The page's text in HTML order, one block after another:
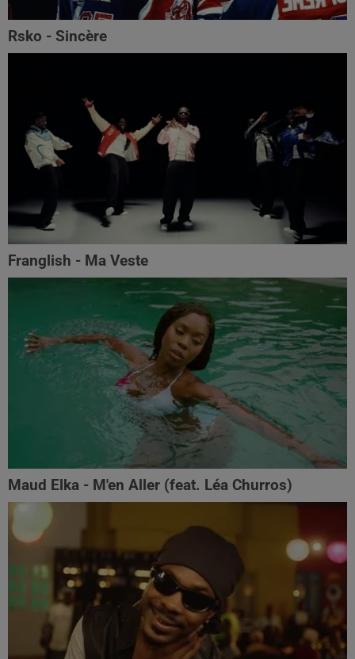
Rsko - Sincère
Franglish - Ma Veste
Maud Elka - M'en Aller (feat. Léa Churros)